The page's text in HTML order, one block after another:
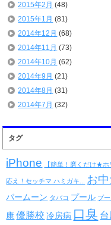
2015年2月 (48)
2015年1月 (81)
2014年12月 (68)
2014年11月 (73)
2014年10月 (62)
2014年9月 (21)
2014年8月 (31)
2014年7月 (32)
タグ
iPhone 【簡単！磨くだけ★
応え！セッチマ ハミガキ... お
パームーン タバコ プール プ
康 優勝校 冷房病 口臭